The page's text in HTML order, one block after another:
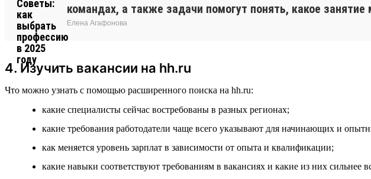
командах, а также задачи помогут понять, какое
Елена Агафонова
4. Изучить вакансии на hh.ru
Что можно узнать с помощью расширенного поиска на hh.ru:
какие специалисты сейчас востребованы в разных регионах;
какие требования работодатели чаще всего указывают для начинающих и
как меняется уровень зарплат в зависимости от опыта и квалификации;
какие навыки соответствуют требованиям в вакансиях и какие из них сильнее